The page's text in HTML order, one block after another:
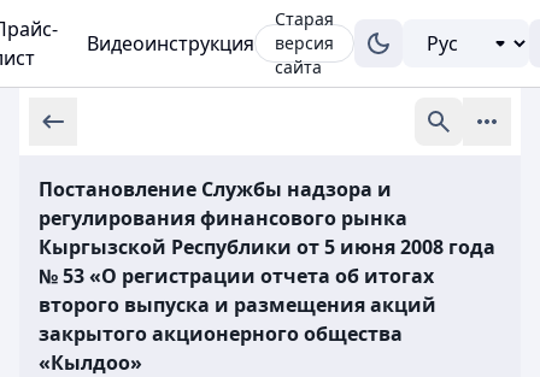
Видеоинструкция
Старая
версия
сайта
Постановление Службы надзора и
регулирования финансового рынка
Кыргызской Республики от 5 июня 2008 года
№ 53 «О регистрации отчета об итогах
второго выпуска и размещения акций
закрытого акционерного общества
«Кылдоо»